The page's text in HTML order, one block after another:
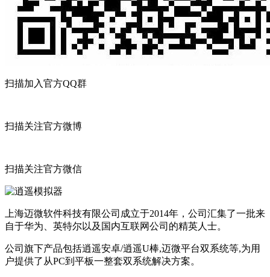
扫描加入官方QQ群
扫描关注官方微博
扫描关注官方微信
上海迈微软件科技有限公司成立于2014年，公司汇集了一批来
自于华为、英特尔以及国内互联网公司的精英人士。
公司旗下产品包括逍遥安卓/逍遥U棒,迈微平台双系统等,为用
户提供了从PC到平板一整套双系统解决方案。